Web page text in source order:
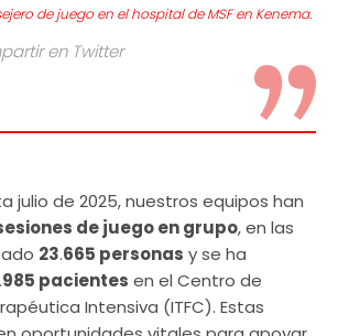
de juego en el hospital de MSF en Kenema.
en Twitter
julio de 2025, nuestros equipos han
de juego en grupo, en las
23.665 personas y se ha
.985 pacientes en el Centro de
Intensiva (ITFC). Estas